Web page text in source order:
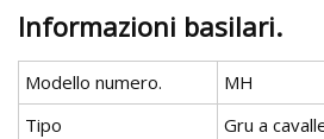
Informazioni basilari.
Modello numero.
MH
Tipo
Gru a